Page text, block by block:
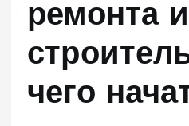
ремонта и
чего